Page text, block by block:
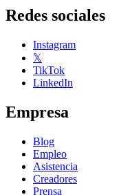
Redes sociales
Instagram
𝕏
TikTok
LinkedIn
Empresa
Blog
Empleo
Asistencia
Creadores
Prensa